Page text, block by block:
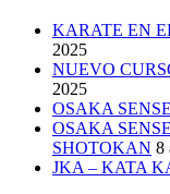
KARATE EN
2025
NUEVO
2025
OSAKA
OSAKA
SHOTOKAN 8
JKA – KATA